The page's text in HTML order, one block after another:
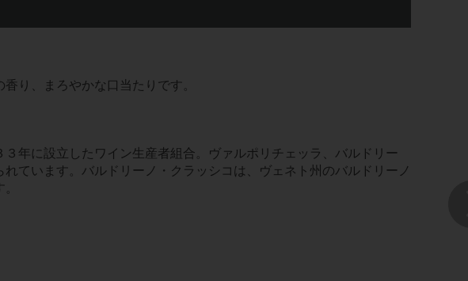
り、まろやかな口当たりです。
年に設立したワイン生産者組合。ヴァルポリチェッラ、バルドリー
ています。バルドリーノ・クラッシコは、ヴェネト州のバルドリーノ